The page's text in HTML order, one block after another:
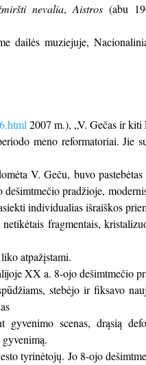
nevalia,Aistros (abu
dailės muziejuje,
2007 m.), „V. Gečas ir
meno reformatoriai. Jie
V. Geču, buvo
pradžioje,
individualias išraiškos
fragmentais,
atpažįstami.
XX a. 8-ojo dešimtmečio
stebėjo ir fiksavo
gyvenimo scenas, drąsią
tyrinėtojų. Jo 8-ojo